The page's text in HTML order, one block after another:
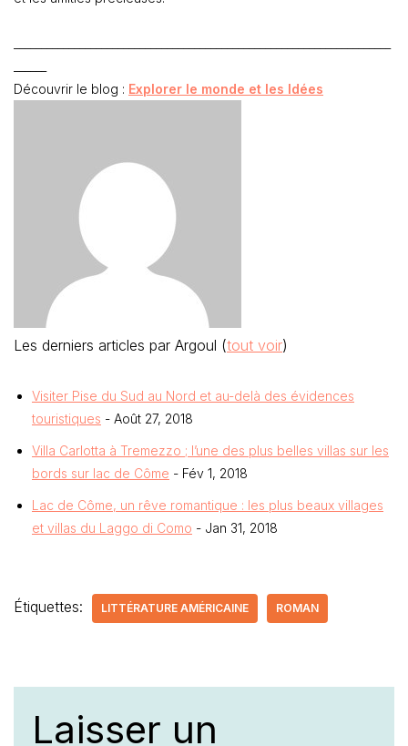
Découvrir le blog : Explorer le monde et les Idées
Les derniers articles par Argoul (tout voir)
Visiter Pise du Sud au Nord et au-delà des évidences
touristiques - Août 27, 2018
Villa Carlotta à Tremezzo ; l’une des plus belles villas sur les
bords sur lac de Côme - Fév 1, 2018
Lac de Côme, un rêve romantique : les plus beaux villages
et villas du Laggo di Como - Jan 31, 2018
Étiquettes: LITTÉRATURE AMÉRICAINE ROMAN
Laisser un